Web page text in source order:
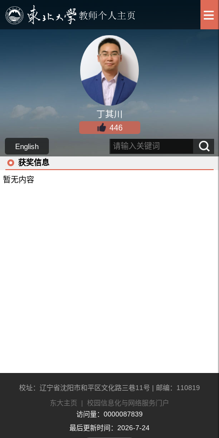
丁其川
446
English
获奖信息
暂无内容
校址：辽宁省沈阳市和平区文化路三巷11号 | 邮编：110819
东大主页 | 校园信息化与网络服务门户
访问量： 0000087839
最后更新时间： 2026-7-24